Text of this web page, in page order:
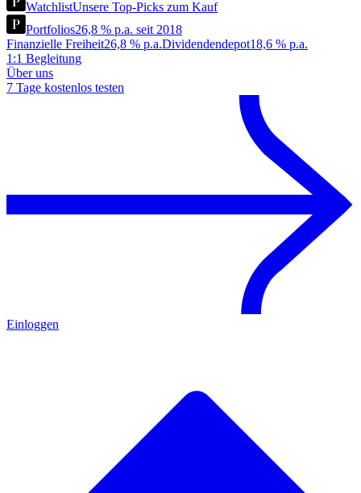
WatchlistUnsere Top-Picks zum Kauf
Portfolios26,8 % p.a. seit 2018
Finanzielle Freiheit26,8 % p.a.Dividendendepot18,6 % p.a.
1:1 Begleitung
Über uns
7 Tage kostenlos testen
Einloggen